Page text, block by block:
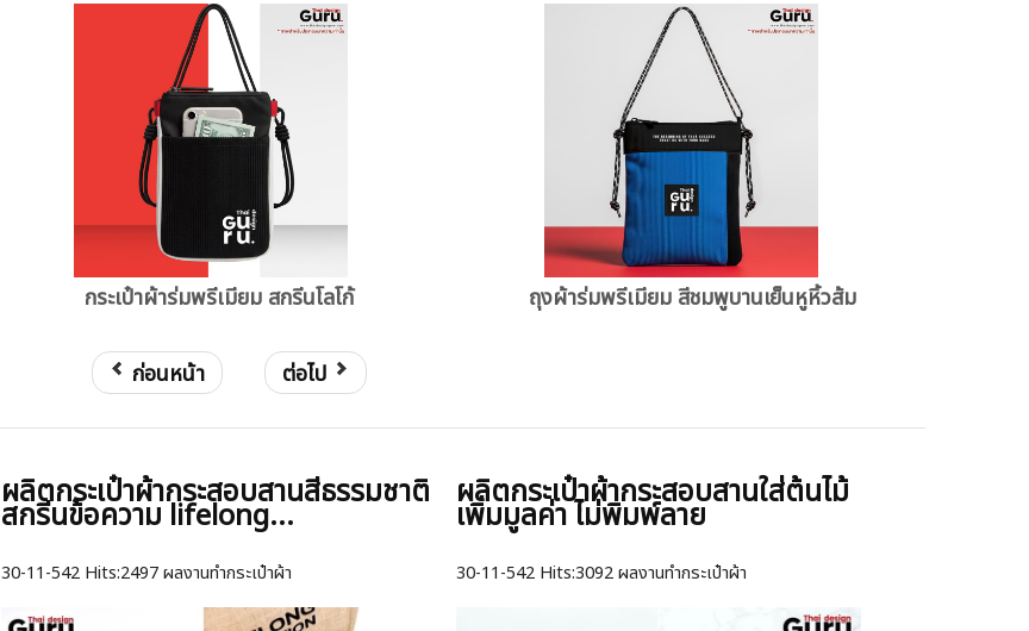
กระเป๋าผ้าร่มพรีเมียม สกรีนโลโก้ ถุงผ้าร่มพรีเมียม สีชมพูบานเย็นหูหิ้วส้ม
ก่อนหน้า ต่อไป
ผลิตกระเป๋าผ้ากระสอบสานสีธรรมชาติ
สกรีนข้อความ lifelong...
30-11-542 Hits:2497 ผลงานทำกระเป๋าผ้า
ผลิตกระเป๋าผ้ากระสอบสานใส่ต้นไม้
เพิ่มมูลค่า ไม่พิมพ์ลาย
30-11-542 Hits:3092 ผลงานทำกระเป๋าผ้า